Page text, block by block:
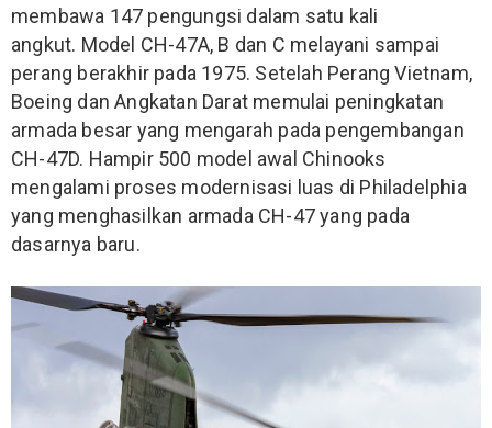
membawa 147 pengungsi dalam satu kali
angkut. Model CH-47A, B dan C melayani sampai
perang berakhir pada 1975. Setelah Perang Vietnam,
Boeing dan Angkatan Darat memulai peningkatan
armada besar yang mengarah pada pengembangan
CH-47D. Hampir 500 model awal Chinooks
mengalami proses modernisasi luas di Philadelphia
yang menghasilkan armada CH-47 yang pada
dasarnya baru.